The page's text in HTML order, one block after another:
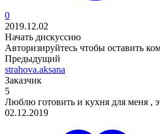
0
2019.12.02
Начать дискуссию
Авторизируйтесь чтобы оставить
Предыдущий
strahova.aksana
Заказчик
5
Люблю готовить и кухня для меня ,
02.12.2019